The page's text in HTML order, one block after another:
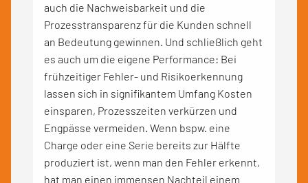
auch die Nachweisbarkeit und die
Prozesstransparenz für die Kunden schnell
an Bedeutung gewinnen. Und schließlich geht
es auch um die eigene Performance: Bei
frühzeitiger Fehler- und Risikoerkennung
lassen sich in signifikantem Umfang Kosten
einsparen, Prozesszeiten verkürzen und
Engpässe vermeiden. Wenn bspw. eine
Charge oder eine Serie bereits zur Hälfte
produziert ist, wenn man den Fehler erkennt,
hat man einen immensen Nachteil einem